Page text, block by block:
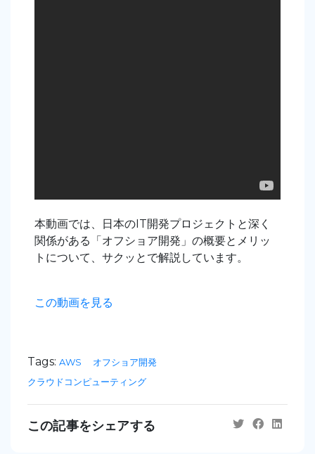
本動画では、日本のIT開発プロジェクトと深く
関係がある「オフショア開発」の概要とメリッ
トについて、サクッとで解説しています。
この動画を見る
Tags: AWS
オフショア開発
クラウドコンピューティング
この記事をシェアする